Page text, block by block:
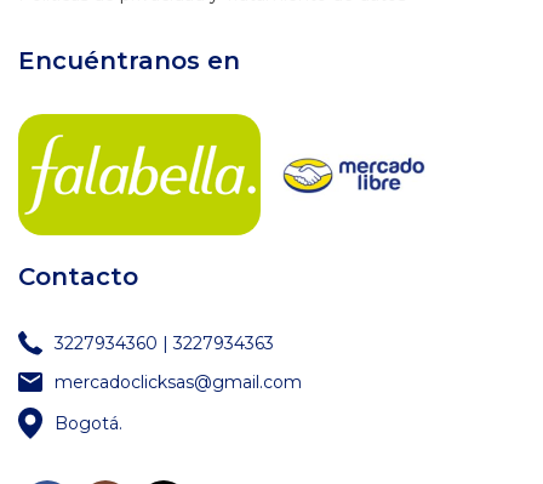
Encuéntranos en
Contacto
3227934360 | 3227934363
mercadoclicksas@gmail.com
Bogotá.